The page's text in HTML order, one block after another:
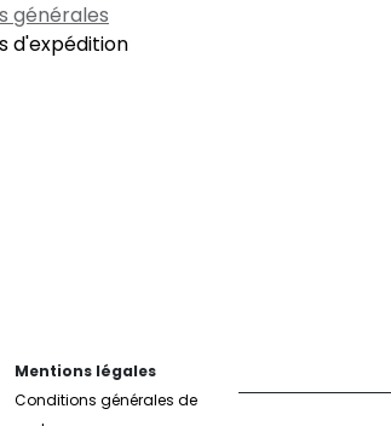
générales
d'expédition
Mentions légales
Conditions générales de